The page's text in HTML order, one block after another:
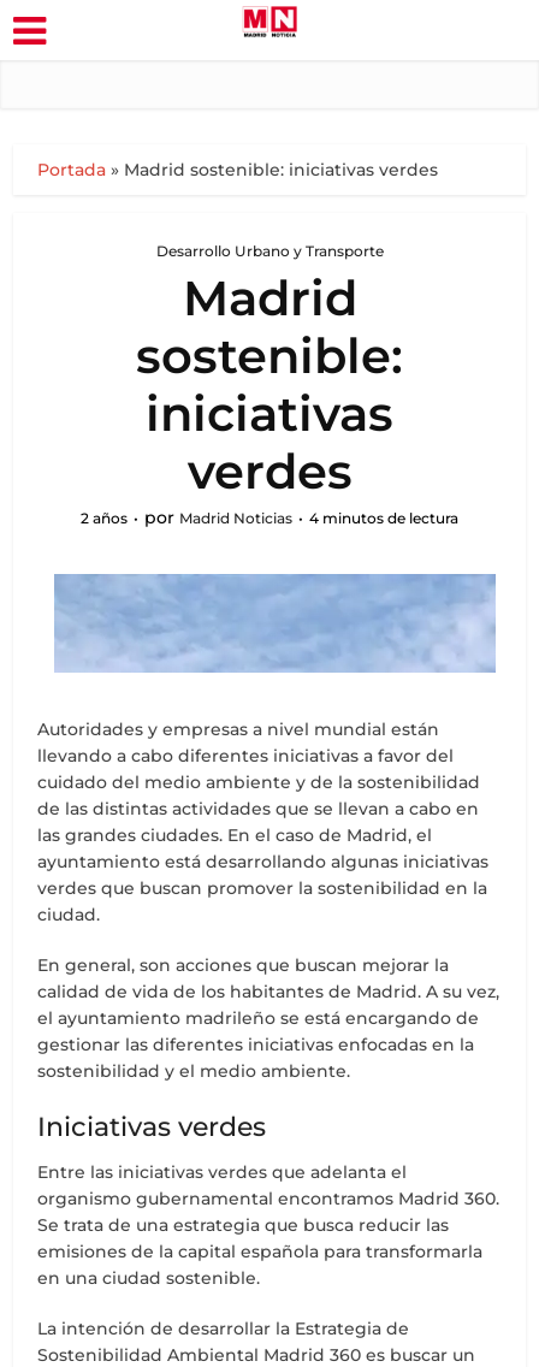
Portada » Madrid sostenible: iniciativas verdes
Desarrollo Urbano y Transporte
Madrid
sostenible:
iniciativas
verdes
2 años por Madrid Noticias 4 minutos de lectura
Autoridades y empresas a nivel mundial están
llevando a cabo diferentes iniciativas a favor del
cuidado del medio ambiente y de la sostenibilidad
de las distintas actividades que se llevan a cabo en
las grandes ciudades. En el caso de Madrid, el
ayuntamiento está desarrollando algunas iniciativas
verdes que buscan promover la sostenibilidad en la
ciudad.
En general, son acciones que buscan mejorar la
calidad de vida de los habitantes de Madrid. A su vez,
el ayuntamiento madrileño se está encargando de
gestionar las diferentes iniciativas enfocadas en la
sostenibilidad y el medio ambiente.
Iniciativas verdes
Entre las iniciativas verdes que adelanta el
organismo gubernamental encontramos Madrid 360.
Se trata de una estrategia que busca reducir las
emisiones de la capital española para transformarla
en una ciudad sostenible.
La intención de desarrollar la Estrategia de
Sostenibilidad Ambiental Madrid 360 es buscar un